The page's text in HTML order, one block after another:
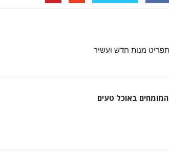
המומחים באוכל טעים